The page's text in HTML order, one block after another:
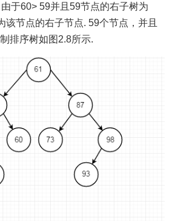
于60> 59并且59节点的右子树为
该节点的右子节点. 59个节点，并且
排序树如图2.8所示.